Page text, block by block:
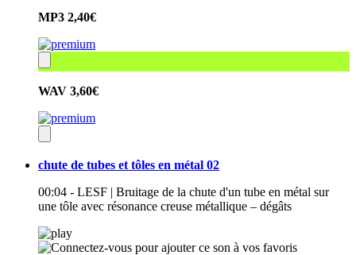
MP3 2,40€
WAV 3,60€
chute de tubes et tôles en métal 02
00:04 - LESF | Bruitage de la chute d'un tube en métal sur
une tôle avec résonance creuse métallique – dégâts